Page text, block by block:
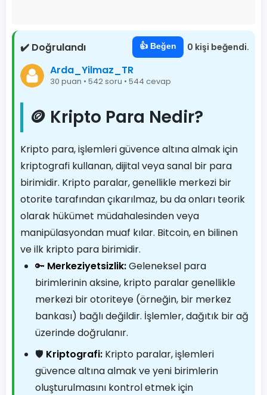
✔️ Doğrulandı 👍 Beğen 0 kişi beğendi.
Arda_Yilmaz_TR
30 puan • 542 soru • 544 cevap
🪙 Kripto Para Nedir?
Kripto para, işlemleri güvence altına almak için
kriptografi kullanan, dijital veya sanal bir para
birimidir. Kripto paralar, genellikle merkezi bir
otorite tarafından çıkarılmaz, bu da onları teorik
olarak hükümet müdahalesinden veya
manipülasyondan muaf kılar. Bitcoin, en bilinen
ve ilk kripto para birimidir.
🔑 Merkeziyetsizlik:Geleneksel para
birimlerinin aksine, kripto paralar genellikle
merkezi bir otoriteye (örneğin, bir merkez
bankası) bağlı değildir. İşlemler, dağıtık bir ağ
üzerinde doğrulanır.
🛡️ Kriptografi: Kripto paralar, işlemleri
güvence altına almak ve yeni birimlerin
oluşturulmasını kontrol etmek için